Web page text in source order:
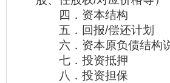
四．资本结构
五．回报/偿还计划
六．资本原负债结构
七．投资抵押
八．投资担保